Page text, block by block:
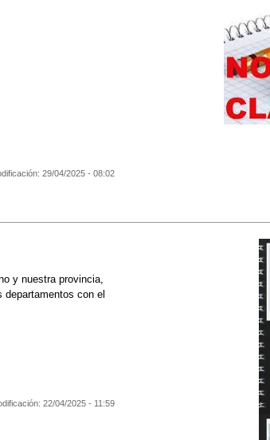
29/04/2025 - 08:02
y nuestra provincia,
departamentos con el
22/04/2025 - 11:59